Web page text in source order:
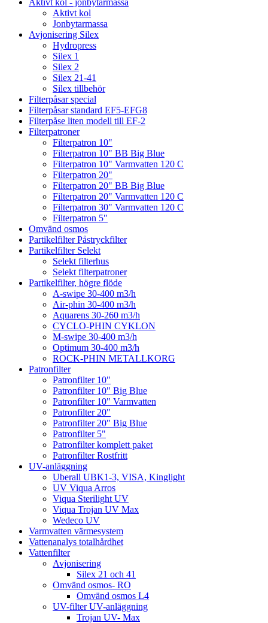
Aktivt kol
Jonbytarmassa
Avjonisering Silex
Hydropress
Silex 1
Silex 2
Silex 21-41
Silex tillbehör
Filterpåsar special
Filterpåsar standard EF5-EFG8
Filterpåse liten modell till EF-2
Filterpatroner
Filterpatron 10"
Filterpatron 10" BB Big Blue
Filterpatron 10" Varmvatten 120 C
Filterpatron 20"
Filterpatron 20" BB Big Blue
Filterpatron 20" Varmvatten 120 C
Filterpatron 30" Varmvatten 120 C
Filterpatron 5"
Omvänd osmos
Partikelfilter Påstryckfilter
Partikelfilter Selekt
Selekt filterhus
Selekt filterpatroner
Partikelfilter, högre flöde
A-swipe 30-400 m3/h
Air-phin 30-400 m3/h
Aquarens 30-260 m3/h
CYCLO-PHIN CYKLON
M-swipe 30-400 m3/h
Optimum 30-400 m3/h
ROCK-PHIN METALLKORG
Patronfilter
Patronfilter 10"
Patronfilter 10" Big Blue
Patronfilter 10" Varmvatten
Patronfilter 20"
Patronfilter 20" Big Blue
Patronfilter 5"
Patronfilter komplett paket
Patronfilter Rostfritt
UV-anläggning
Uberall UBK1-3, VISA, Kinglight
UV Viqua Arros
Viqua Sterilight UV
Viqua Trojan UV Max
Wedeco UV
Varmvatten värmesystem
Vattenanalys totalhårdhet
Vattenfilter
Avjonisering
Silex 21 och 41
Omvänd osmos- RO
Omvänd osmos L4
UV-filter UV-anläggning
Trojan UV- Max